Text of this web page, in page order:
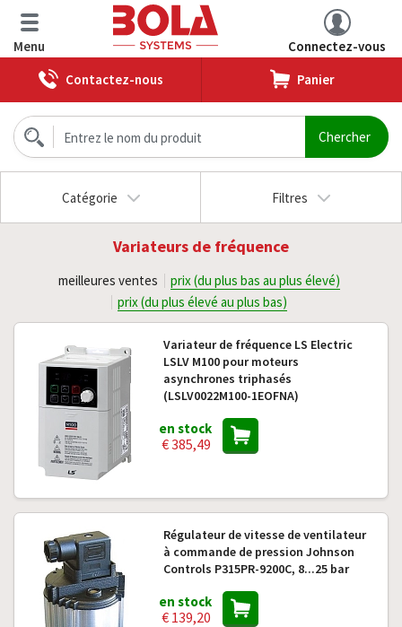
Menu
Connectez-vous
Contactez-nous
Panier
Catégorie Filtres
Variateurs de fréquence
meilleures ventes
prix (du plus bas au plus élevé)
prix (du plus élevé au plus bas)
Variateur de fréquence LS Electric
LSLV M100 pour moteurs
asynchrones triphasés
(LSLV0022M100-1EOFNA)
en stock
€ 385,49
Régulateur de vitesse de ventilateur
à commande de pression Johnson
Controls P315PR-9200C, 8...25 bar
en stock
€ 139,20